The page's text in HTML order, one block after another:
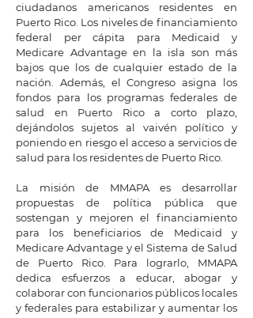
ciudadanos americanos residentes en
Puerto Rico. Los niveles de financiamiento
federal per cápita para Medicaid y
Medicare Advantage en la isla son más
bajos que los de cualquier estado de la
nación. Además, el Congreso asigna los
fondos para los programas federales de
salud en Puerto Rico a corto plazo,
dejándolos sujetos al vaivén político y
poniendo en riesgo el acceso a servicios de
salud para los residentes de Puerto Rico.
La misión de MMAPA es desarrollar
propuestas de política pública que
sostengan y mejoren el financiamiento
para los beneficiarios de Medicaid y
Medicare Advantage y el Sistema de Salud
de Puerto Rico. Para lograrlo, MMAPA
dedica esfuerzos a educar, abogar y
colaborar con funcionarios públicos locales
y federales para estabilizar y aumentar los